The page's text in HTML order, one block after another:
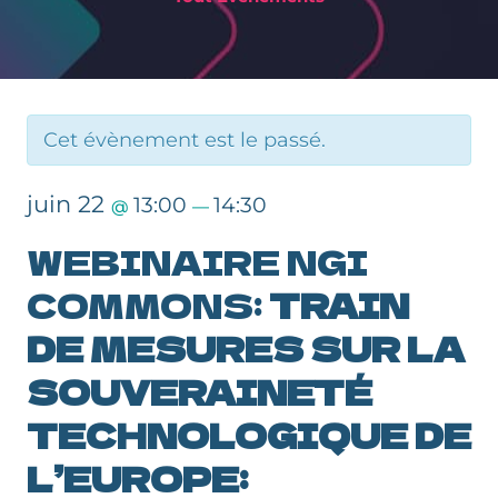
Cet évènement est le passé.
juin 22 @ 13:00 — 14:30
WEBINAIRE NGI
COMMONS:TRAIN
DE MESURES SUR LA
SOUVERAINETÉ
TECHNOLOGIQUE DE
L’EUROPE: